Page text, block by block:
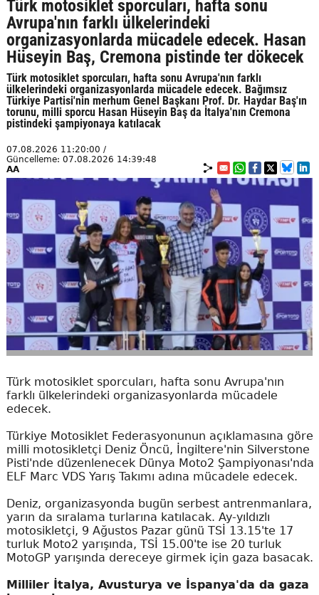
Türk motosiklet sporcuları, hafta sonu
Avrupa'nın farklı ülkelerindeki
organizasyonlarda mücadele edecek. Hasan
Hüseyin Baş, Cremona pistinde ter dökecek
Türk motosiklet sporcuları, hafta sonu Avrupa'nın farklı
ülkelerindeki organizasyonlarda mücadele edecek. Bağımsız
Türkiye Partisi'nin merhum Genel Başkanı Prof. Dr. Haydar Baş'ın
torunu, milli sporcu Hasan Hüseyin Baş da İtalya'nın Cremona
pistindeki şampiyonaya katılacak
07.08.2026 11:20:00 /
Güncelleme: 07.08.2026 14:39:48
AA
Türk motosiklet sporcuları, hafta sonu Avrupa'nın
farklı ülkelerindeki organizasyonlarda mücadele
edecek.
Türkiye Motosiklet Federasyonunun açıklamasına göre
milli motosikletçi Deniz Öncü, İngiltere'nin Silverstone
Pisti'nde düzenlenecek Dünya Moto2 Şampiyonası'nda
ELF Marc VDS Yarış Takımı adına mücadele edecek.
Deniz, organizasyonda bugün serbest antrenmanlara,
yarın da sıralama turlarına katılacak. Ay-yıldızlı
motosikletçi, 9 Ağustos Pazar günü TSİ 13.15'te 17
turluk Moto2 yarışında, TSİ 15.00'te ise 20 turluk
MotoGP yarışında dereceye girmek için gaza basacak.
Milliler İtalya, Avusturya ve İspanya'da da gaza